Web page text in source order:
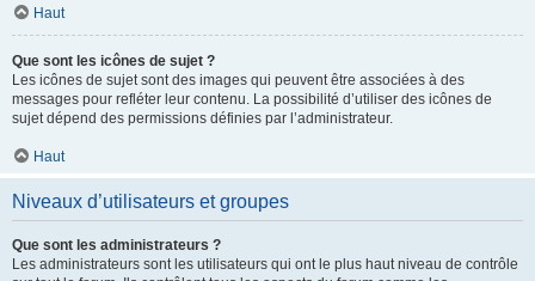
Haut
Que sont les icônes de sujet ?
Les icônes de sujet sont des images qui peuvent être associées à des
messages pour refléter leur contenu. La possibilité d’utiliser des icônes de
sujet dépend des permissions définies par l’administrateur.
Haut
Niveaux d’utilisateurs et groupes
Que sont les administrateurs ?
Les administrateurs sont les utilisateurs qui ont le plus haut niveau de contrôle